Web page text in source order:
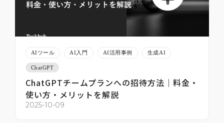
AIツール AI入門 AI活用事例 生成AI
ChatGPT
ChatGPTチームプランへの招待方法｜料金・
使い方・メリットを解説
2025-10-09